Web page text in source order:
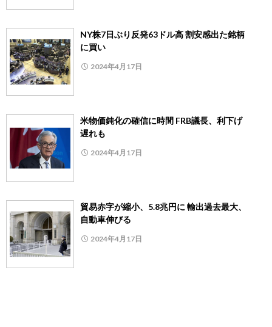
NY株7日ぶり反発63ドル高 割安感出た銘柄
に買い
2024年4月17日
米物価鈍化の確信に時間 FRB議長、利下げ
遅れも
2024年4月17日
貿易赤字が縮小、5.8兆円に 輸出過去最大、
自動車伸びる
2024年4月17日